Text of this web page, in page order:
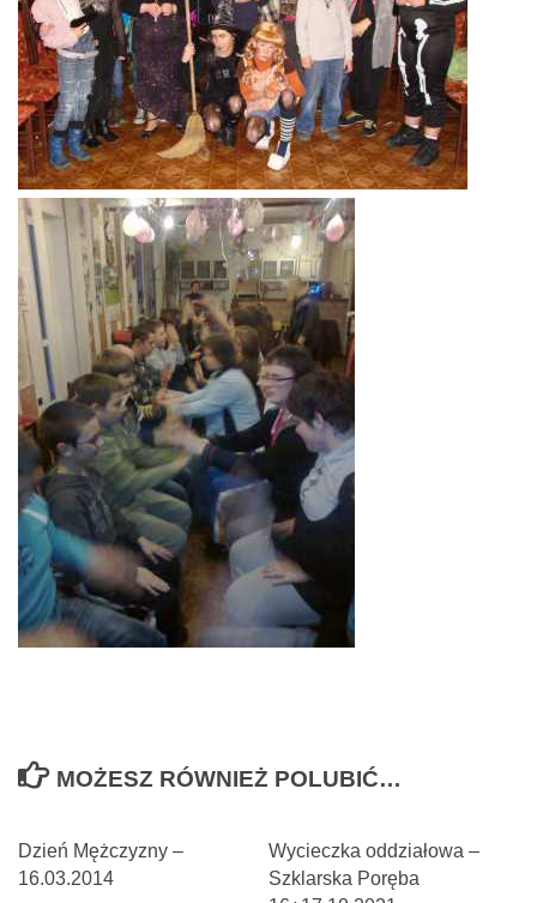
MOŻESZ RÓWNIEŻ POLUBIĆ…
Dzień Mężczyzny –
16.03.2014
Wycieczka oddziałowa –
Szklarska Poręba